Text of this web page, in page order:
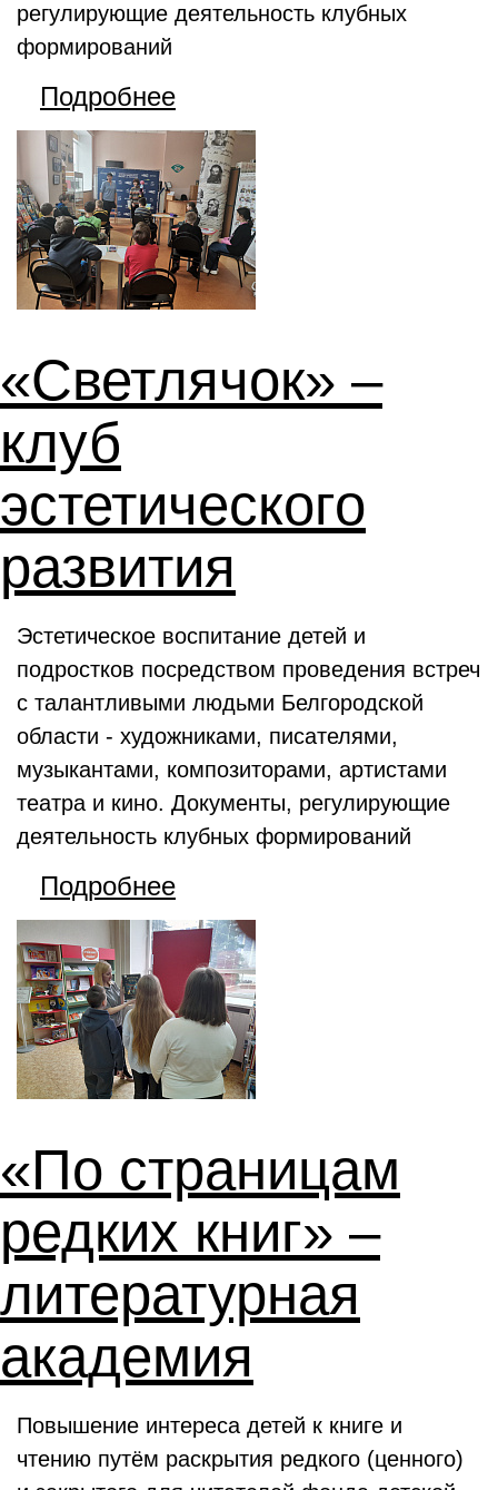
регулирующие деятельность клубных
формирований
Подробнее
«Светлячок» –
клуб
эстетического
развития
Эстетическое воспитание детей и
подростков посредством проведения встреч
с талантливыми людьми Белгородской
области - художниками, писателями,
музыкантами, композиторами, артистами
театра и кино. Документы, регулирующие
деятельность клубных формирований
Подробнее
«По страницам
редких книг» –
литературная
академия
Повышение интереса детей к книге и
чтению путём раскрытия редкого (ценного)